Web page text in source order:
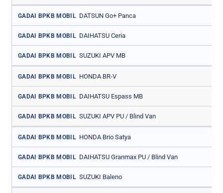
GADAI BPKB MOBIL DATSUN Go+ Panca
GADAI BPKB MOBIL DAIHATSU Ceria
GADAI BPKB MOBIL SUZUKI APV MB
GADAI BPKB MOBIL HONDA BR-V
GADAI BPKB MOBIL DAIHATSU Espass MB
GADAI BPKB MOBIL SUZUKI APV PU / Blind Van
GADAI BPKB MOBIL HONDA Brio Satya
GADAI BPKB MOBIL DAIHATSU Granmax PU / Blind Van
GADAI BPKB MOBIL SUZUKI Baleno